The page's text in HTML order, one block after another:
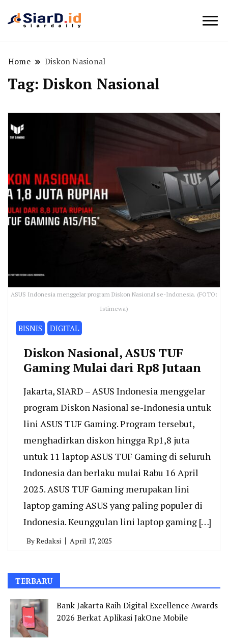
Home Diskon Nasional
Tag: Diskon Nasional
ASUS Indonesia menggelar program Diskon Nasional se-Indonesia. (FOTO:
Istimewa)
BISNIS DIGITAL
Diskon Nasional, ASUS TUF
Gaming Mulai dari Rp8 Jutaan
Jakarta, SIARD – ASUS Indonesia menggelar
program Diskon Nasional se-Indonesia untuk
lini ASUS TUF Gaming. Program tersebut,
menghadirkan diskon hingga Rp1,8 juta
untuk 11 laptop ASUS TUF Gaming di seluruh
Indonesia dan berlaku mulai Rabu 16 April
2025. ASUS TUF Gaming merupakan lini
laptop gaming ASUS yang paling populer di
Indonesia. Keunggulan lini laptop gaming […]
ByRedaksi April 17, 2025
TERBARU
Bank Jakarta Raih Digital Excellence Awards
2026 Berkat Aplikasi JakOne Mobile